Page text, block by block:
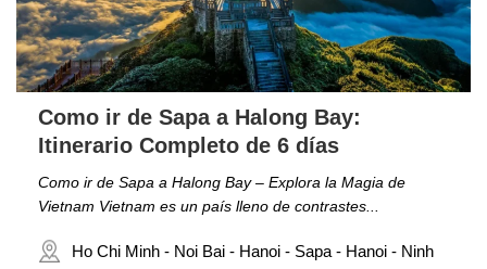
Como ir de Sapa a Halong Bay:
Itinerario Completo de 6 días
Como ir de Sapa a Halong Bay – Explora la Magia de
Vietnam Vietnam es un país lleno de contrastes...
Ho Chi Minh - Noi Bai - Hanoi - Sapa - Hanoi - Ninh